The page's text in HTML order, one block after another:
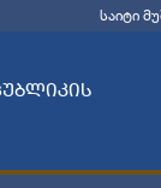
საიტი